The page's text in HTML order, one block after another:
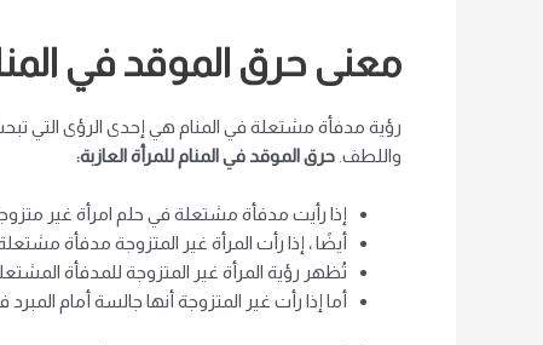
معنى حرق الموقد في
رؤية مدفأة مشتعلة في المنام هي إحدى الرؤى التي تبحث
واللطف. حرق الموقد في المنام للمرأة العازبة:
إذا رأيت مدفأة مشتعلة في حلم امرأة غير متزوجة
أيضًا ، إذا رأت المرأة غير المتزوجة مدفأة
تُظهر رؤية المرأة غير المتزوجة للمدفأة
أما إذا رأت غير المتزوجة أنها جالسة أمام